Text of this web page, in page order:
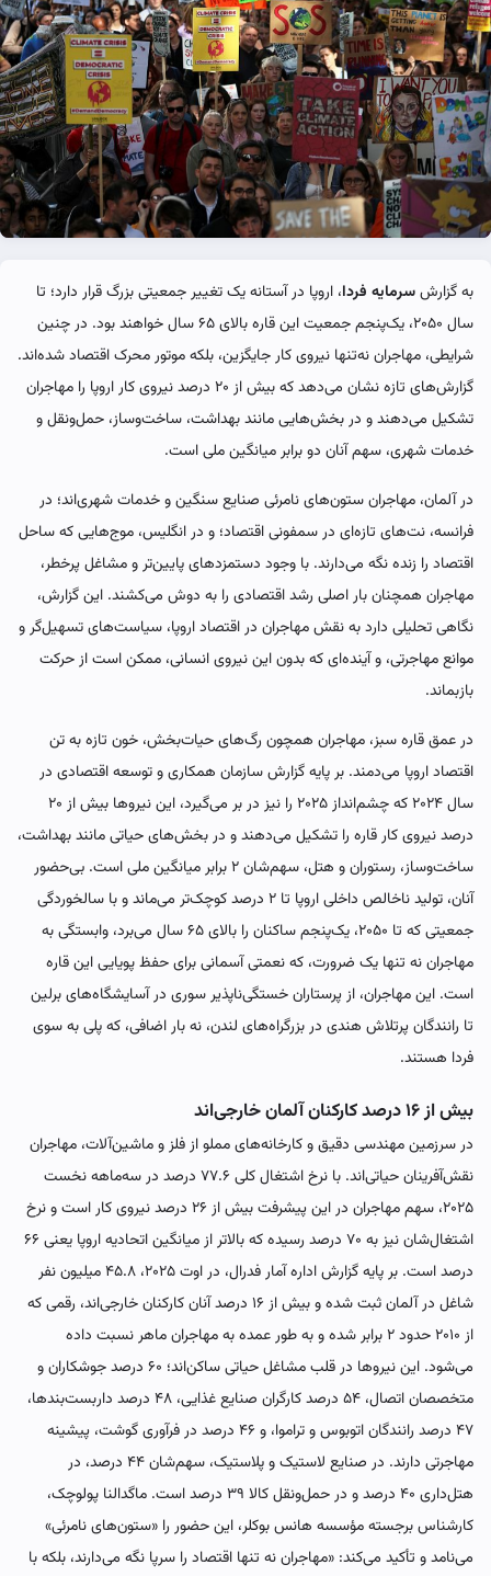
به گزارشسرمایه فردا، اروپا در آستانه یک تغییر جمعیتی بزرگ قرار دارد؛ تا
سال ۲۰۵۰، یک‌پنجم جمعیت این قاره بالای ۶۵ سال خواهند بود. در چنین
شرایطی، مهاجران نه‌تنها نیروی کار جایگزین، بلکه موتور محرک اقتصاد شده‌اند.
گزارش‌های تازه نشان می‌دهد که بیش از ۲۰ درصد نیروی کار اروپا را مهاجران
تشکیل می‌دهند و در بخش‌هایی مانند بهداشت، ساخت‌وساز، حمل‌ونقل و
خدمات شهری، سهم آنان دو برابر میانگین ملی است.
در آلمان، مهاجران ستون‌های نامرئی صنایع سنگین و خدمات شهری‌اند؛ در
فرانسه، نت‌های تازه‌ای در سمفونی اقتصاد؛ و در انگلیس، موج‌هایی که ساحل
اقتصاد را زنده نگه می‌دارند. با وجود دستمزدهای پایین‌تر و مشاغل پرخطر،
مهاجران همچنان بار اصلی رشد اقتصادی را به دوش می‌کشند. این گزارش،
نگاهی تحلیلی دارد به نقش مهاجران در اقتصاد اروپا، سیاست‌های تسهیل‌گر و
موانع مهاجرتی، و آینده‌ای که بدون این نیروی انسانی، ممکن است از حرکت
بازبماند.
در عمق قاره سبز، مهاجران همچون رگ‌های حیات‌بخش، خون تازه به تن
اقتصاد اروپا می‌دمند. بر پایه گزارش سازمان همکاری و توسعه اقتصادی در
سال ۲۰۲۴ که چشم‌انداز ۲۰۲۵ را نیز در بر می‌گیرد، این نیروها بیش از ۲۰
درصد نیروی کار قاره را تشکیل می‌دهند و در بخش‌های حیاتی مانند بهداشت،
ساخت‌وساز، رستوران و هتل، سهم‌شان ۲ برابر میانگین ملی است. بی‌حضور
آنان، تولید ناخالص داخلی اروپا تا ۲ درصد کوچک‌تر می‌ماند و با سالخوردگی
جمعیتی که تا ۲۰۵۰، یک‌پنجم ساکنان را بالای ۶۵ سال می‌برد، وابستگی به
مهاجران نه تنها یک ضرورت، که نعمتی آسمانی برای حفظ پویایی این قاره
است. این مهاجران، از پرستاران خستگی‌ناپذیر سوری در آسایشگاه‌های برلین
تا رانندگان پرتلاش هندی در بزرگراه‌های لندن، نه بار اضافی، که پلی به سوی
فردا هستند.
بیش از ۱۶ درصد کارکنان آلمان خارجی‌اند
در سرزمین مهندسی دقیق و کارخانه‌های مملو از فلز و ماشین‌آلات، مهاجران
نقش‌آفرینان حیاتی‌اند. با نرخ اشتغال کلی ۷۷.۶ درصد در سه‌ماهه نخست
۲۰۲۵، سهم مهاجران در این پیشرفت بیش از ۲۶ درصد نیروی کار است و نرخ
اشتغال‌شان نیز به ۷۰ درصد رسیده که بالاتر از میانگین اتحادیه اروپا یعنی ۶۶
درصد است. بر پایه گزارش اداره آمار فدرال، در اوت ۲۰۲۵، ۴۵.۸ میلیون نفر
شاغل در آلمان ثبت شده و بیش از ۱۶ درصد آنان کارکنان خارجی‌اند، رقمی که
از ۲۰۱۰ حدود ۲ برابر شده و به طور عمده به مهاجران ماهر نسبت داده
می‌شود. این نیروها در قلب مشاغل حیاتی ساکن‌اند؛ ۶۰ درصد جوشکاران و
متخصصان اتصال، ۵۴ درصد کارگران صنایع غذایی، ۴۸ درصد داربست‌بندها،
۴۷ درصد رانندگان اتوبوس و تراموا، و ۴۶ درصد در فرآوری گوشت، پیشینه
مهاجرتی دارند. در صنایع لاستیک و پلاستیک، سهم‌شان ۴۴ درصد، در
هتل‌داری ۴۰ درصد و در حمل‌ونقل کالا ۳۹ درصد است. ماگدالنا پولوچک،
کارشناس برجسته مؤسسه هانس بوکلر، این حضور را «ستون‌های نامرئی»
می‌نامد و تأکید می‌کند: «مهاجران نه تنها اقتصاد را سرپا نگه می‌دارند، بلکه با